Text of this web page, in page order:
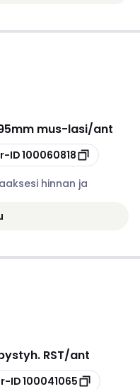
mus-lasi/ant
ID100060818
hinnan ja
RST/ant
ID100041065